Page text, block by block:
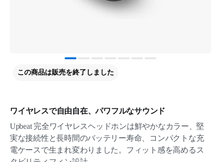
ワイヤレスで自由自在、パワフルなサウンド
Upbeat 完全ワイヤレスヘッドホンは鮮やかなカラー、堅
実な接続性と長時間のバッテリー寿命、コンパクトな充
電ケースで生まれ変わりました。フィット感を高めるス
この商品は販売を終了しました